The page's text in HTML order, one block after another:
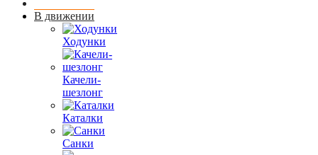
В движении
Ходунки
Качели-
шезлонг
Каталки
Санки